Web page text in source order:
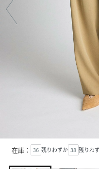
在庫： 36 残りわずか 38 残りわ